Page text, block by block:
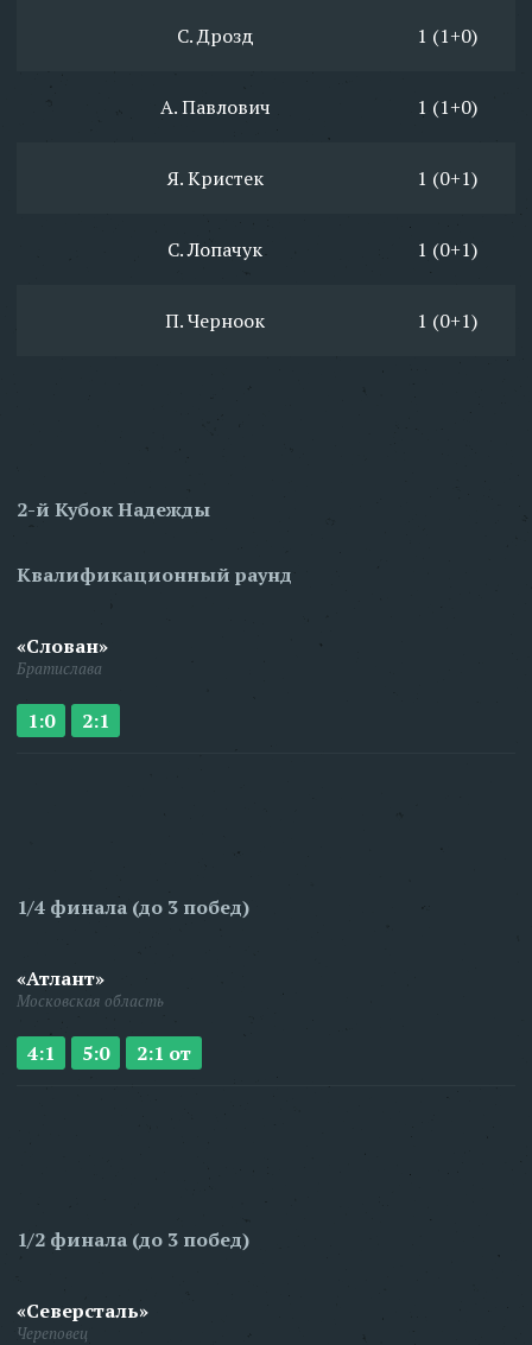
С. Дрозд 1 (1+0)
А. Павлович 1 (1+0)
Я. Кристек 1 (0+1)
С. Лопачук 1 (0+1)
П. Черноок 1 (0+1)
2-й Кубок Надежды
Квалификационный раунд
«Слован»
Братислава
1:0 2:1
1/4 финала (до 3 побед)
«Атлант»
Московская область
4:1 5:0 2:1 от
1/2 финала (до 3 побед)
«Северсталь»
Череповец